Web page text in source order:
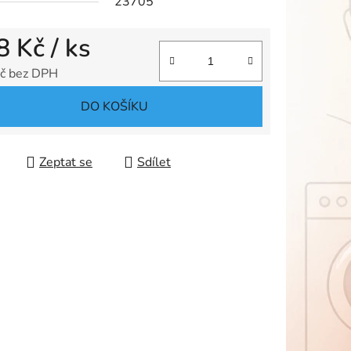
Kč/ ks
bez DPH
DO KOŠÍKU
Zeptat se Sdílet